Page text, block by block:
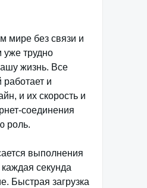
мире без связи и
уже трудно
жизнь. Все
и
и их скорость и
соединения
роль.
выполнения
секунда
Быстрая загрузка